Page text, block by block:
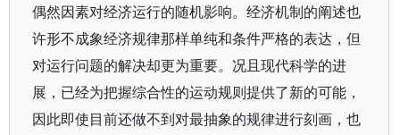
偶然因素对经济运行的随机影响。经济机制的阐述也
许形不成象经济规律那样单纯和条件严格的表达，但
对运行问题的解决却更为重要。况且现代科学的进
展，已经为把握综合性的运动规则提供了新的可能，
因此即使目前还做不到对最抽象的规律进行刻画，也